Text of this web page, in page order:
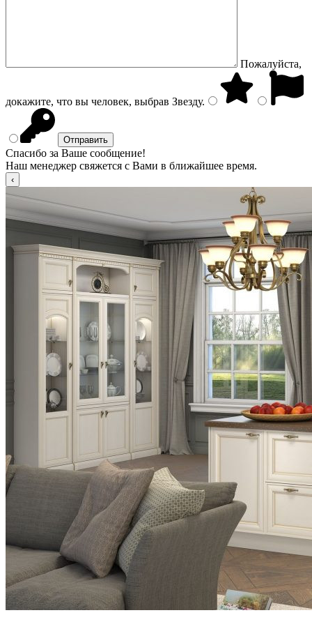
Пожалуйста,
докажите, что вы человек, выбрав Звезду.
Спасибо за Ваше сообщение!
Наш менеджер свяжется с Вами в ближайшее время.